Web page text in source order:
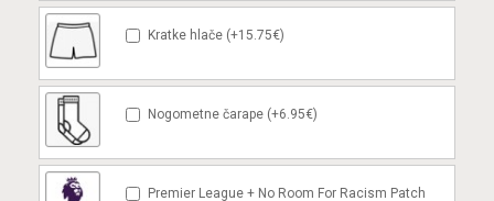
Kratke hlače (+15.75€)
Nogometne čarape (+6.95€)
Premier League + No Room For Racism Patch